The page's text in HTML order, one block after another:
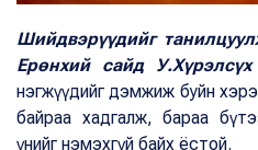
Шийдвэрүүдийг
Ерөнхий сайд У.Хүрэлсүх
нэгжүүдийг дэмжиж буйн
байраа хадгалж, бараа
үнийг нэмэхгүй байх ёстой.